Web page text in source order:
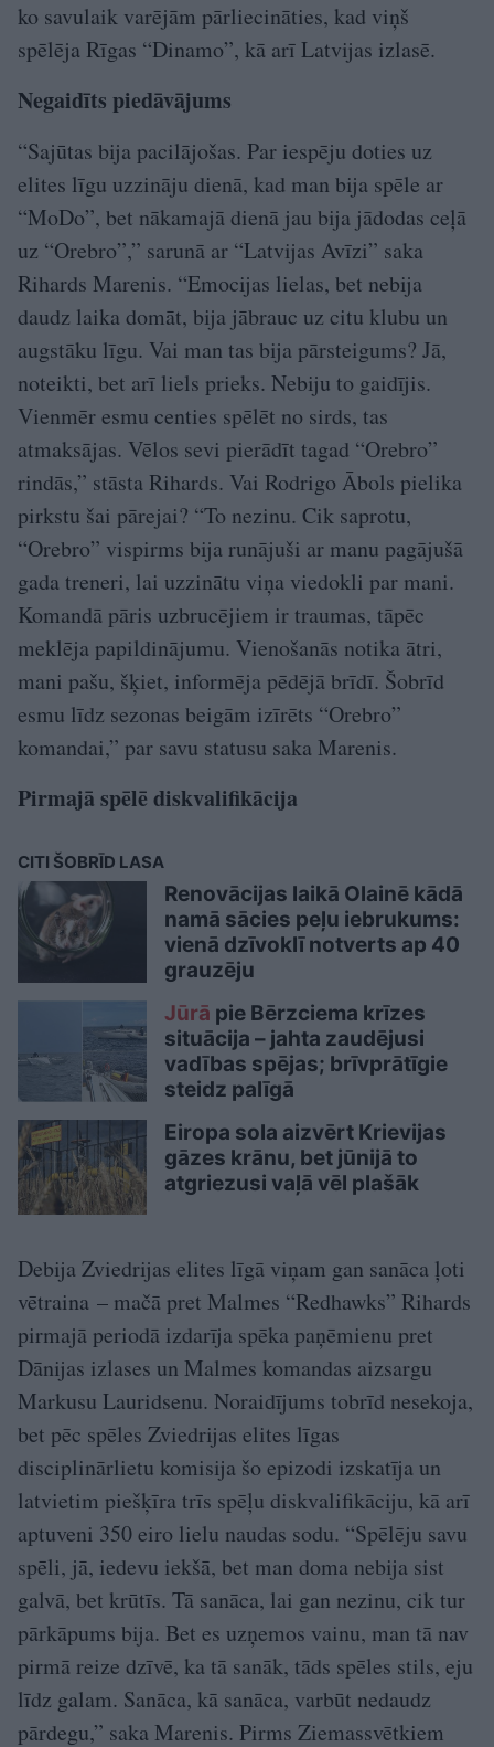
ko savulaik varējām pārliecināties, kad viņš
spēlēja Rīgas “Dinamo”, kā arī Latvijas izlasē.
Negaidīts piedāvājums
“Sajūtas bija pacilājošas. Par iespēju doties uz
elites līgu uzzināju dienā, kad man bija spēle ar
“MoDo”, bet nākamajā dienā jau bija jādodas ceļā
uz “Orebro”,” sarunā ar “Latvijas Avīzi” saka
Rihards Marenis. “Emocijas lielas, bet nebija
daudz laika domāt, bija jābrauc uz citu klubu un
augstāku līgu. Vai man tas bija pārsteigums? Jā,
noteikti, bet arī liels prieks. Nebiju to gaidījis.
Vienmēr esmu centies spēlēt no sirds, tas
atmaksājas. Vēlos sevi pierādīt tagad “Orebro”
rindās,” stāsta Rihards. Vai Rodrigo Ābols pielika
pirkstu šai pārejai? “To nezinu. Cik saprotu,
“Orebro” vispirms bija runājuši ar manu pagājušā
gada treneri, lai uzzinātu viņa viedokli par mani.
Komandā pāris uzbrucējiem ir traumas, tāpēc
meklēja papildinājumu. Vienošanās notika ātri,
mani pašu, šķiet, informēja pēdējā brīdī. Šobrīd
esmu līdz sezonas beigām izīrēts “Orebro”
komandai,” par savu statusu saka Marenis.
Pirmajā spēlē diskvalifikācija
CITI ŠOBRĪD LASA
Renovācijas laikā Olainē kādā
namā sācies peļu iebrukums:
vienā dzīvoklī notverts ap 40
grauzēju
Jūrā pie Bērzciema krīzes
situācija – jahta zaudējusi
vadības spējas; brīvprātīgie
steidz palīgā
Eiropa sola aizvērt Krievijas
gāzes krānu, bet jūnijā to
atgriezusi vaļā vēl plašāk
Debija Zviedrijas elites līgā viņam gan sanāca ļoti
vētraina – mačā pret Malmes “Redhawks” Rihards
pirmajā periodā izdarīja spēka paņēmienu pret
Dānijas izlases un Malmes komandas aizsargu
Markusu Lauridsenu. Noraidījums tobrīd nesekoja,
bet pēc spēles Zviedrijas elites līgas
disciplinārlietu komisija šo epizodi izskatīja un
latvietim piešķīra trīs spēļu diskvalifikāciju, kā arī
aptuveni 350 eiro lielu naudas sodu. “Spēlēju savu
spēli, jā, iedevu iekšā, bet man doma nebija sist
galvā, bet krūtīs. Tā sanāca, lai gan nezinu, cik tur
pārkāpums bija. Bet es uzņemos vainu, man tā nav
pirmā reize dzīvē, ka tā sanāk, tāds spēles stils, eju
līdz galam. Sanāca, kā sanāca, varbūt nedaudz
pārdegu,” saka Marenis. Pirms Ziemassvētkiem